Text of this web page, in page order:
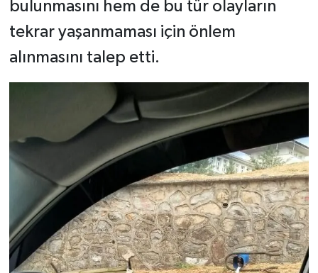
bulunmasını hem de bu tür olayların
tekrar yaşanmaması için önlem
alınmasını talep etti.